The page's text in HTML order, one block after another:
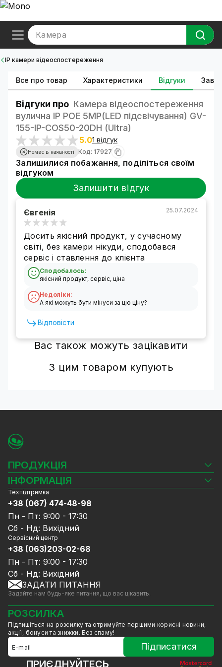
Камера
IP камери відеоспостереження
Все про товар Характеристики Відгуки
Відгуки про Камера відеоспостереження
вулична IP POE 5MP(LED підсвічування) GV-
155-IP-СOS50-20DH (Ultra)
5.01 відгук
Немає в наявності Код: 17927
Залишилися побажання, поділіться своїм
відгуком
Залишити відгук
Євгенія 25.07.2024
Досить якісний продукт, у сучасному
світі, без камери нікуди, сподобався
сервіс і ставлення до клієнта
Сподобалось:
якісний продукт, сервіс, ціна
Недоліки:
А які можуть бути мінуси за цю ціну?
Відповісти
Вас також можуть зацікавити
З цим товаром купують
ПРОДУКЦІЯ
Камери відеоспостереження
Відеореєстратори
Комплекти відеоспостереження
СКУД
Джерела живлення
Мережеве обладнання
Ноутбуки та комп'ютери
Аксесуари
Акції
Знижені в ціні товари
GreenVision знижки
Мерч від GreenVision
Товари для дому
Товари зняті з виробництва
ІНФОРМАЦІЯ
Блог
Доставка та оплата
Гарантія та Сервісне обслуговування
Політика конфіденційності
Договір публічної оферти
Співпраця
Послуги
Калькулятор розрахунку обсягу HDD
Техпідтримка
+38 (067) 474-48-98
Пн - Пт: 9:00 - 17:30
Сб - Нд: Вихідний
Сервісний центр
+38 (063)203-02-68
Пн - Пт: 9:00 - 17:30
Сб - Нд: Вихідний
ЗАДАТИ ПИТАННЯ
Задайте нам будь-яке питання, що вас цікавить.
РОЗСИЛКА
Підпишіться на розсилку та отримуйте першими корисні новини,
акції, бонуси та знижки. Без спаму!
Підписатися
ПРИЄДНУЙТЕСЬ